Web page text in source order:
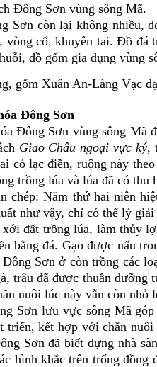
Đông Sơn vùng sông Mã.
Sơn còn lại không nhiều,
vòng cổ, khuyên tai. Đồ
đồ gốm gia dụng vùng
gốm Xuân An-Làng Vạc
Đông Sơn
Đông Sơn vùng sông Mã
Giao Châu ngoại vực ký,
có lạc điền, ruộng này
trồng lúa và lúa đã có thu
chép: Năm thứ hai niên
như vậy, chỉ có thể lý
đất trồng lúa, làm thủy
bằng đá. Gạo được nấu
Sơn ở còn trồng các
trâu đã được thuần
nuôi lúc này vẫn còn
Sơn lưu vực sông Mã
triển, kết hợp với chăn
Sơn đã biết dựng nhà
hình khắc trên trống